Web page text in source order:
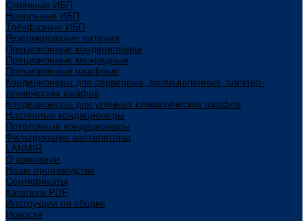
Стоечные ИБП
Напольные ИБП
Трёхфазные ИБП
Резервирование питания
Прецизионные кондиционеры
Прецизионные межрядные
Прецизионные шкафные
Кондиционеры для серверных, промышленных, электро-
технических шкафов
Кондиционеры для уличных климатических шкафов
Настенные кондиционеры
Потолочные кондиционеры
Фильтрующие вентиляторы
LANMIR
О компании
Наше производство
Сертификаты
Каталоги PDF
Инструкции по сборке
Новости